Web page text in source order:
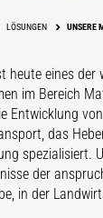
LÖSUNGEN UNSERE
heute eines der
im Bereich
Entwicklung
das
spezialisiert.
der
in der